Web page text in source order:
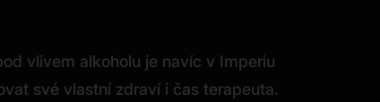
vlivem alkoholu je navíc v Imperiu
své vlastní zdraví i čas terapeuta.